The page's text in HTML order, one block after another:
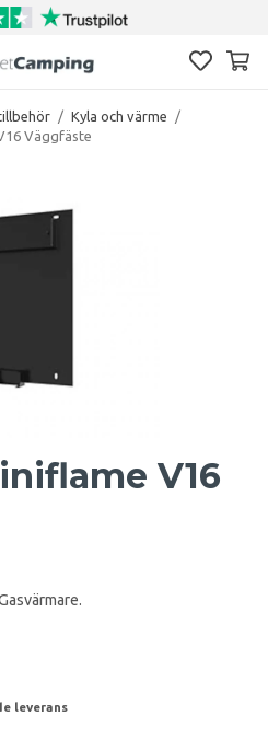
/ Kyla och värme
/
Väggfäste
V16
leverans